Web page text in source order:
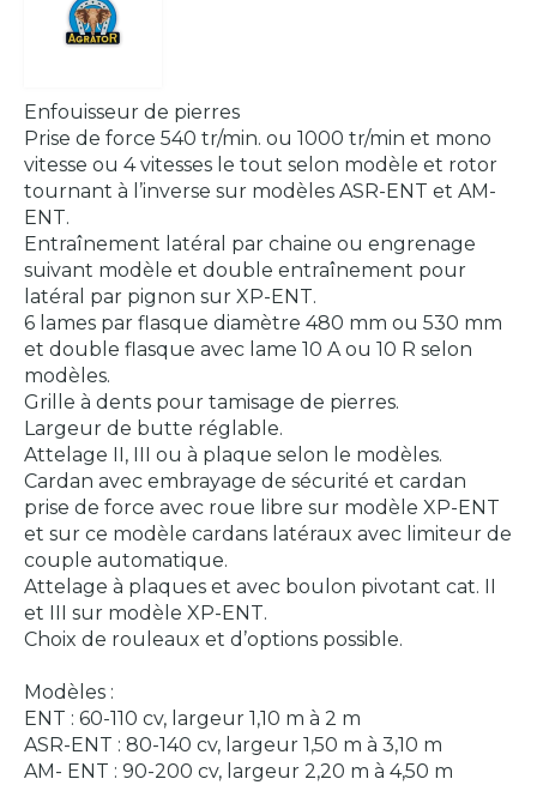
Enfouisseur de pierres
Prise de force 540 tr/min. ou 1000 tr/min et mono
vitesse ou 4 vitesses le tout selon modèle et rotor
tournant à l’inverse sur modèles ASR-ENT et AM-
ENT.
Entraînement latéral par chaine ou engrenage
suivant modèle et double entraînement pour
latéral par pignon sur XP-ENT.
6 lames par flasque diamètre 480 mm ou 530 mm
et double flasque avec lame 10 A ou 10 R selon
modèles.
Grille à dents pour tamisage de pierres.
Largeur de butte réglable.
Attelage II, III ou à plaque selon le modèles.
Cardan avec embrayage de sécurité et cardan
prise de force avec roue libre sur modèle XP-ENT
et sur ce modèle cardans latéraux avec limiteur de
couple automatique.
Attelage à plaques et avec boulon pivotant cat. II
et III sur modèle XP-ENT.
Choix de rouleaux et d’options possible.
Modèles :
ENT : 60-110 cv, largeur 1,10 m à 2 m
ASR-ENT : 80-140 cv, largeur 1,50 m à 3,10 m
AM- ENT : 90-200 cv, largeur 2,20 m à 4,50 m